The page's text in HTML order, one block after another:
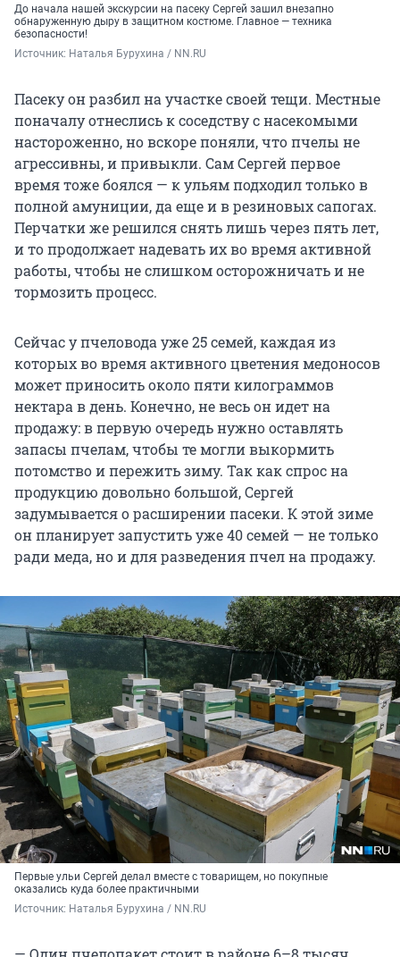
До начала нашей экскурсии на пасеку Сергей зашил внезапно
обнаруженную дыру в защитном костюме. Главное — техника
безопасности!
Источник: Наталья Бурухина / NN.RU
Пасеку он разбил на участке своей тещи. Местные
поначалу отнеслись к соседству с насекомыми
настороженно, но вскоре поняли, что пчелы не
агрессивны, и привыкли. Сам Сергей первое
время тоже боялся — к ульям подходил только в
полной амуниции, да еще и в резиновых сапогах.
Перчатки же решился снять лишь через пять лет,
и то продолжает надевать их во время активной
работы, чтобы не слишком осторожничать и не
тормозить процесс.
Сейчас у пчеловода уже 25 семей, каждая из
которых во время активного цветения медоносов
может приносить около пяти килограммов
нектара в день. Конечно, не весь он идет на
продажу: в первую очередь нужно оставлять
запасы пчелам, чтобы те могли выкормить
потомство и пережить зиму. Так как спрос на
продукцию довольно большой, Сергей
задумывается о расширении пасеки. К этой зиме
он планирует запустить уже 40 семей — не только
ради меда, но и для разведения пчел на продажу.
Первые ульи Сергей делал вместе с товарищем, но покупные
оказались куда более практичными
Источник: Наталья Бурухина / NN.RU